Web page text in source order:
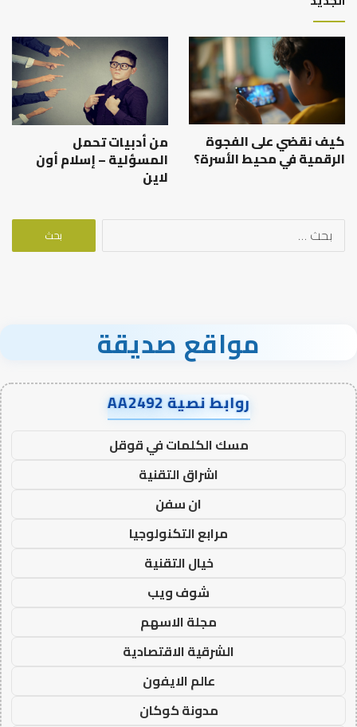
كيف نقضي على الفجوة
الرقمية في محيط الأسرة؟
من أدبيات تحمل
المسؤلية – إسلام أون
لاين
البحث
مواقع صديقة
روابط نصية AA2492
مسك الكلمات في قوقل
اشراق التقنية
ان سفن
مرابع التكنولوجيا
خيال التقنية
شوف ويب
مجلة الاسهم
الشرقية الاقتصادية
عالم الايفون
مدونة كوكان